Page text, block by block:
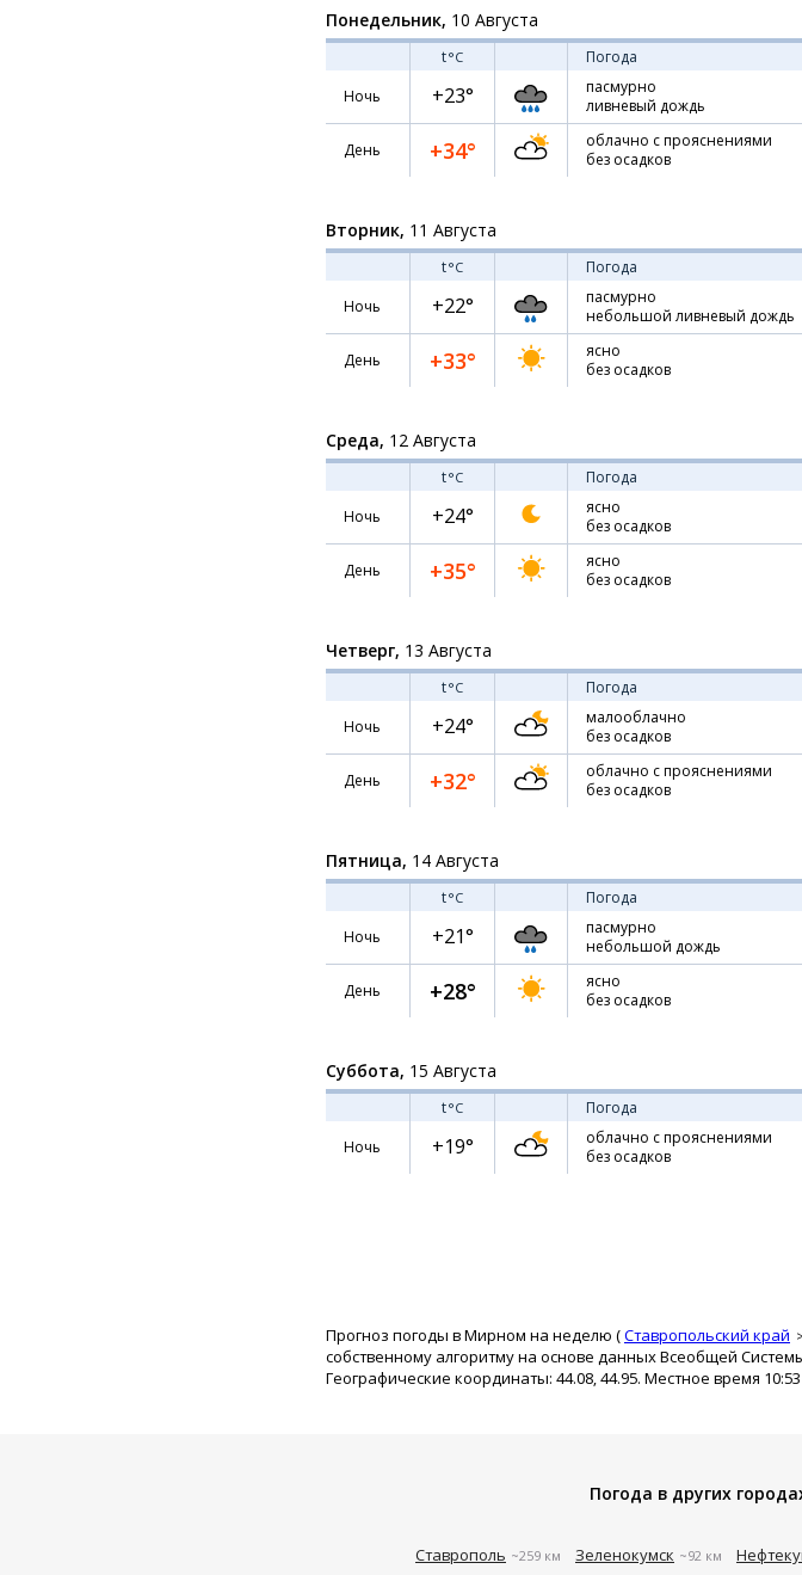
Понедельник, 10 Августа
t°C Погода
Ночь
+23°
пасмурно
ливневый дождь
День +34°
облачно с прояснениями
без осадков
Вторник, 11 Августа
t°C Погода
Ночь
+22°
пасмурно
небольшой ливневый дождь
День +33°
ясно
без осадков
Среда, 12 Августа
t°C Погода
Ночь
+24°
ясно
без осадков
День +35°
ясно
без осадков
Четверг, 13 Августа
t°C Погода
Ночь
+24°
малооблачно
без осадков
День +32°
облачно с прояснениями
без осадков
Пятница, 14 Августа
t°C Погода
Ночь
+21°
пасмурно
небольшой дождь
День +28°
ясно
без осадков
Суббота, 15 Августа
t°C Погода
Ночь
+19°
облачно с прояснениями
без осадков
Прогноз погоды в Мирном на неделю (Ставропольский край
собственному алгоритму на основе данных Всеобщей
Географические координаты: 44.08, 44.95. Местное время 10:53
Погода в других
Ставрополь ~259 км Зеленокумск ~92 км